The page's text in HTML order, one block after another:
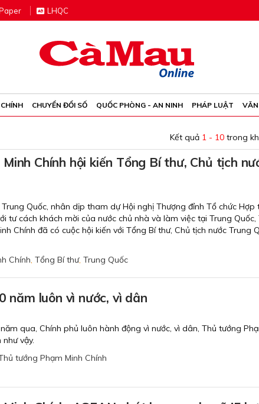
aper LHQC
CHUYỂN ĐỔI SỐ QUỐC PHÒNG - AN NINH PHÁP LUẬT
Kết quả 1 - 10 trong
Chính hội kiến Tổng Bí thư, Chủ tịch
Quốc, nhân dịp tham dự Hội nghị Thượng đỉnh Tổ chức Hợp
tư cách khách mời của nước chủ nhà và làm việc tại Trung Quốc,
Chính đã có cuộc hội kiến với Tổng Bí thư, Chủ tịch nước Trung
Chính, Tổng Bí thư, Trung Quốc
năm luôn vì nước, vì dân
qua, Chính phủ luôn hành động vì nước, vì dân, Thủ tướng
vậy.
tướng Phạm Minh Chính